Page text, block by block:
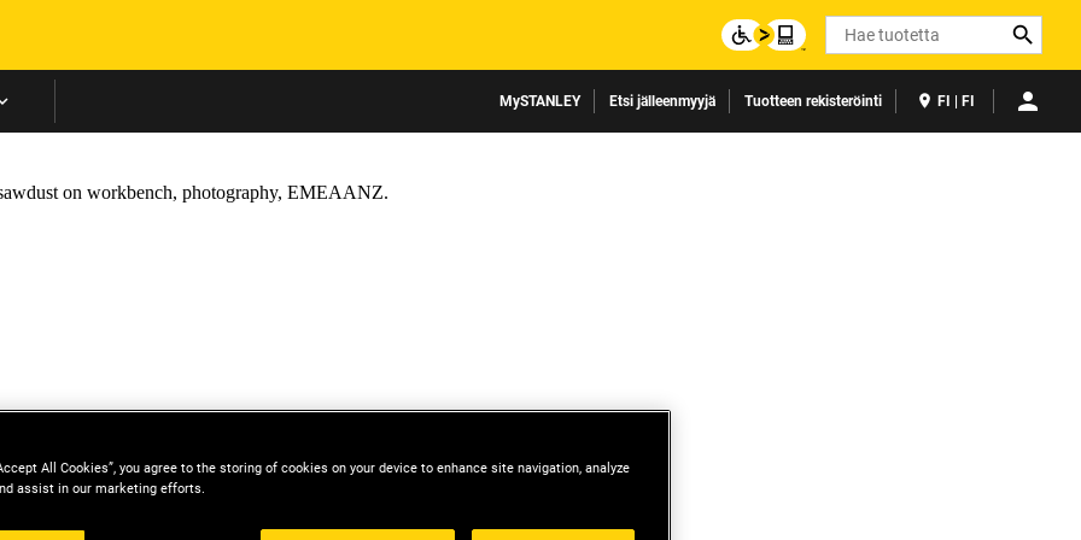
Search
MySTANLEY Etsi jälleenmyyjä Tuotteen rekisteröinti FI | FI
All Cookies”, you agree to the storing of cookies on your device to enhance site navigation, analyze
assist in our marketing efforts.